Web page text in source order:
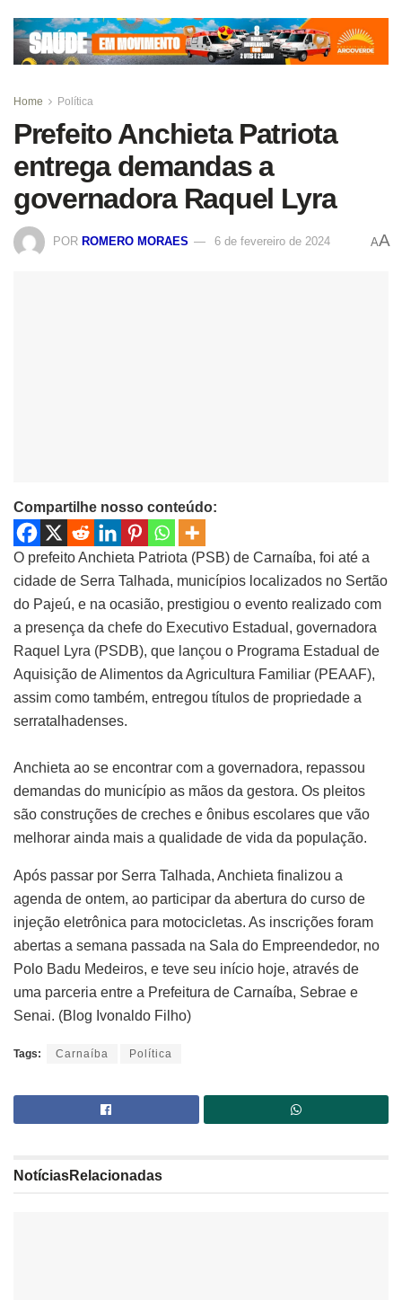
Home Política
Prefeito Anchieta Patriota
entrega demandas a
governadora Raquel Lyra
POR ROMERO MORAES 6 de fevereiro de 2024 AA
Compartilhe nosso conteúdo:
O prefeito Anchieta Patriota (PSB) de Carnaíba, foi até a
cidade de Serra Talhada, municípios localizados no Sertão
do Pajeú, e na ocasião, prestigiou o evento realizado com
a presença da chefe do Executivo Estadual, governadora
Raquel Lyra (PSDB), que lançou o Programa Estadual de
Aquisição de Alimentos da Agricultura Familiar (PEAAF),
assim como também, entregou títulos de propriedade a
serratalhadenses.
Anchieta ao se encontrar com a governadora, repassou
demandas do município as mãos da gestora. Os pleitos
são construções de creches e ônibus escolares que vão
melhorar ainda mais a qualidade de vida da população.
Após passar por Serra Talhada, Anchieta finalizou a
agenda de ontem, ao participar da abertura do curso de
injeção eletrônica para motocicletas. As inscrições foram
abertas a semana passada na Sala do Empreendedor, no
Polo Badu Medeiros, e teve seu início hoje, através de
uma parceria entre a Prefeitura de Carnaíba, Sebrae e
Senai. (Blog Ivonaldo Filho)
Tags: Carnaíba Política
NotíciasRelacionadas